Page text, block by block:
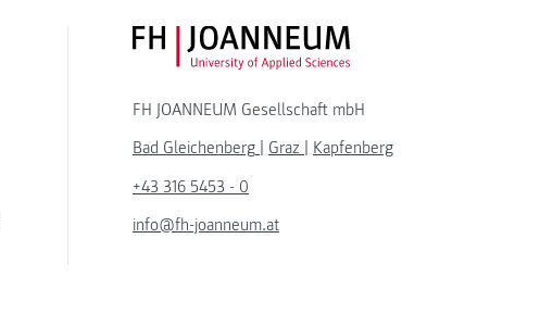
FH JOANNEUM Logo
FH JOANNEUM Gesellschaft mbH
Bad Gleichenberg
Graz
Kapfenberg
+43 316 5453 - 0
info@fh-joanneum.at